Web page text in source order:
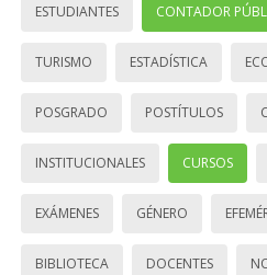
ESTUDIANTES CONTADOR
TURISMO ESTADÍSTICA
POSGRADO POSTÍTULOS
INSTITUCIONALES CURSOS
EXÁMENES GÉNERO
BIBLIOTECA DOCENTES